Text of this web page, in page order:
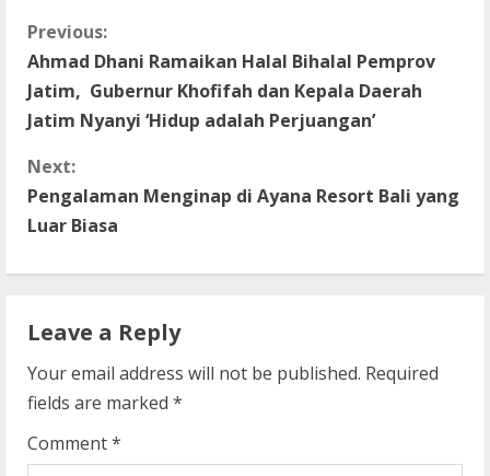
C
o
n
t
i
n
u
e
R
e
Previous:
Ahmad Dhani Ramaikan Halal Bihalal Pemprov
Jatim, Gubernur Khofifah dan Kepala Daerah
Jatim Nyanyi ‘Hidup adalah Perjuangan’
Next:
Pengalaman Menginap di Ayana Resort Bali yang
Luar Biasa
Leave a Reply
Your email address will not be published. Required
fields are marked *
Comment*